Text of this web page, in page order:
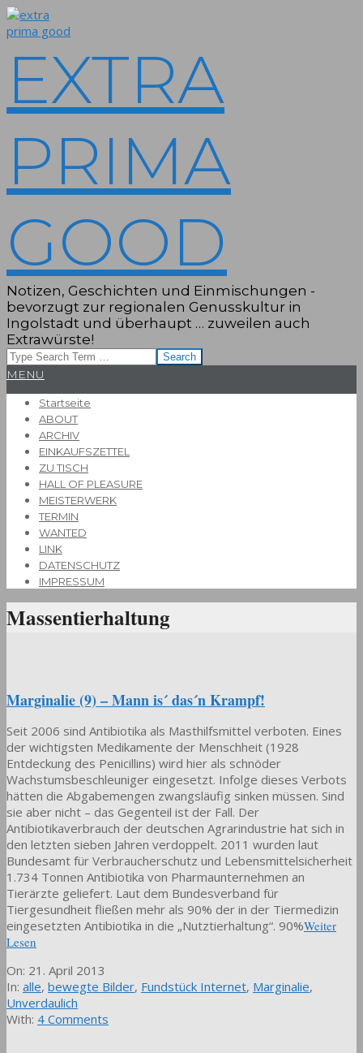
Skip
to
EXTRA
PRIMA
GOOD
Notizen, Geschichten und Einmischungen -
bevorzugt zur regionalen Genusskultur in
Ingolstadt und überhaupt … zuweilen auch
Extrawürste!
Search
Primary
Menu
MENU
Startseite
ABOUT
ARCHIV
EINKAUFSZETTEL
ZU TISCH
HALL OF PLEASURE
MEISTERWERK
TERMIN
WANTED
LINK
DATENSCHUTZ
IMPRESSUM
Massentierhaltung
Marginalie (9) – Mann is´ das´n Krampf!
Seit 2006 sind Antibiotika als Masthilfsmittel verboten. Eines
der wichtigsten Medikamente der Menschheit (1928
Entdeckung des Penicillins) wird hier als schnöder
Wachstumsbeschleuniger eingesetzt. Infolge dieses Verbots
hätten die Abgabemengen zwangsläufig sinken müssen. Sind
sie aber nicht – das Gegenteil ist der Fall. Der
Antibiotikaverbrauch der deutschen Agrarindustrie hat sich in
den letzten sieben Jahren verdoppelt. 2011 wurden laut
Bundesamt für Verbraucherschutz und Lebensmittelsicherheit
1.734 Tonnen Antibiotika von Pharmaunternehmen an
Tierärzte geliefert. Laut dem Bundesverband für
Tiergesundheit fließen mehr als 90% der in der Tiermedizin
eingesetzten Antibiotika in die „Nutztierhaltung“. 90%Weiter
Lesen
2013-
04-
21
On: 21. April 2013
In: alle, bewegte Bilder, Fundstück Internet, Marginalie,
Unverdaulich
With: 4 Comments